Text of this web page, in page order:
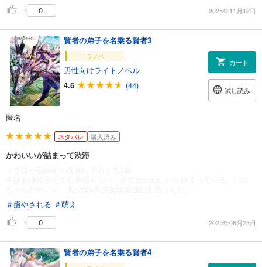
0 2025年11月12日
賢者の弟子を名乗る賢者3
ラノベ
男性向けライトノベル
4.6
(44)
カート
試し読み
匿名
ネタバレ 購入済み
かわいいが詰まって渋滞
＃癒やされる ＃萌え
0
2025年08月23日
賢者の弟子を名乗る賢者4